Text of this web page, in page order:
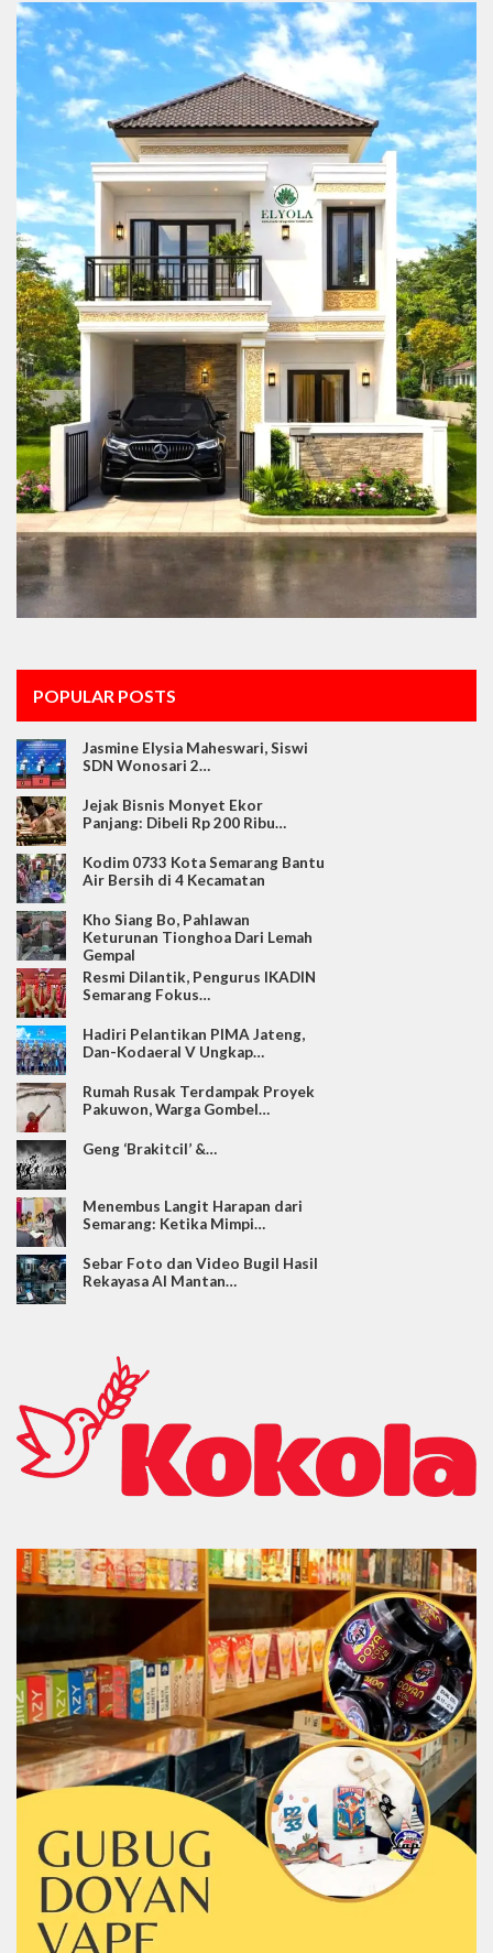
POPULAR POSTS
Jasmine Elysia Maheswari, Siswi
SDN Wonosari 2…
Jejak Bisnis Monyet Ekor
Panjang: Dibeli Rp 200 Ribu…
Kodim 0733 Kota Semarang Bantu
Air Bersih di 4 Kecamatan
Kho Siang Bo, Pahlawan
Keturunan Tionghoa Dari Lemah
Gempal
Resmi Dilantik, Pengurus IKADIN
Semarang Fokus…
Hadiri Pelantikan PIMA Jateng,
Dan-Kodaeral V Ungkap…
Rumah Rusak Terdampak Proyek
Pakuwon, Warga Gombel…
Geng ‘Brakitcil’ &…
Menembus Langit Harapan dari
Semarang: Ketika Mimpi…
Sebar Foto dan Video Bugil Hasil
Rekayasa AI Mantan…